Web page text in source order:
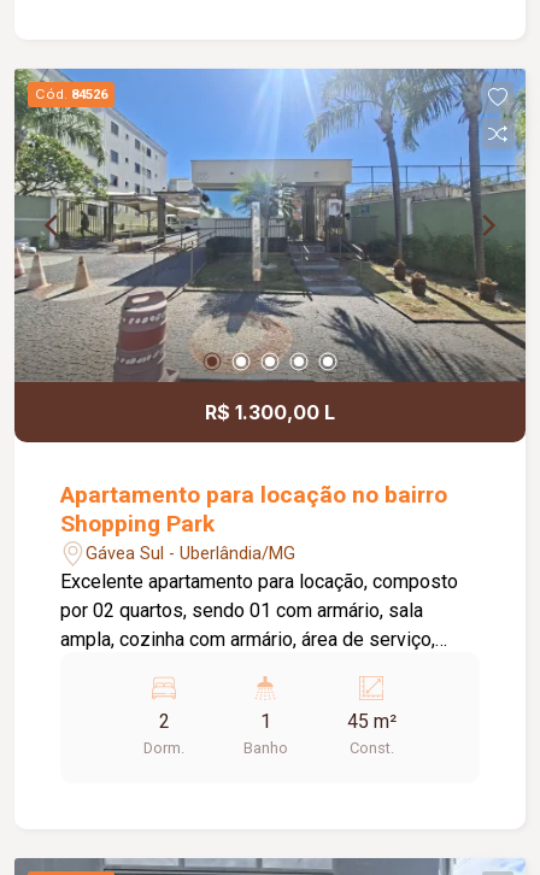
Cód. 84526
R$ 1.300,00 L
Apartamento para locação no bairro
Shopping Park
Gávea Sul - Uberlândia/MG
Excelente apartamento para locação, composto
por 02 quartos, sendo 01 com armário, sala
ampla, cozinha com armário, área de serviço,
pia, além de 01 vaga de estacionamento. O
condomínio oferece portaria 24 horas, playground
e quadra esportiva, proporcionando mais
2
Dorm.
1
Banho
45 m²
Const.